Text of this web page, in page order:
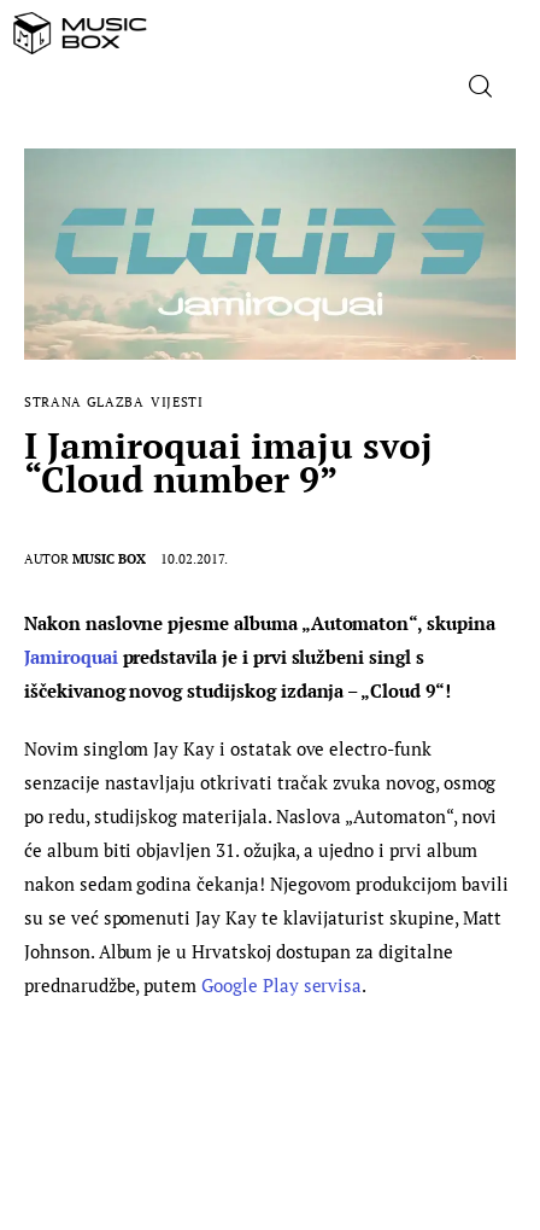
DOMAĆA GLAZBA
STRANA GLAZBA
FILM
STRANA GLAZBA VIJESTI
I Jamiroquai imaju svoj
“Cloud number 9”
AUTOR MUSIC BOX 10.02.2017.
Nakon naslovne pjesme albuma „Automaton“, skupina
Jamiroquai predstavila je i prvi službeni singl s
iščekivanog novog studijskog izdanja – „Cloud 9“!
Novim singlom Jay Kay i ostatak ove electro-funk
senzacije nastavljaju otkrivati tračak zvuka novog, osmog
po redu, studijskog materijala. Naslova „Automaton“, novi
će album biti objavljen 31. ožujka, a ujedno i prvi album
nakon sedam godina čekanja! Njegovom produkcijom bavili
su se već spomenuti Jay Kay te klavijaturist skupine, Matt
Johnson. Album je u Hrvatskoj dostupan za digitalne
prednarudžbe, putem Google Play servisa.